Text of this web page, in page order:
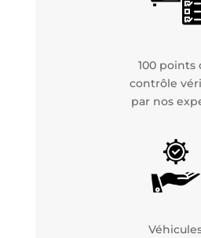
100 points
contrôle
par nos